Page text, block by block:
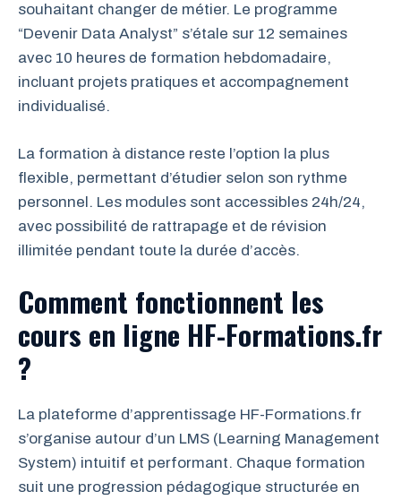
souhaitant changer de métier. Le programme
“Devenir Data Analyst” s’étale sur 12 semaines
avec 10 heures de formation hebdomadaire,
incluant projets pratiques et accompagnement
individualisé.
La formation à distance reste l’option la plus
flexible, permettant d’étudier selon son rythme
personnel. Les modules sont accessibles 24h/24,
avec possibilité de rattrapage et de révision
illimitée pendant toute la durée d’accès.
Comment fonctionnent les
cours en ligne HF-Formations.fr
?
La plateforme d’apprentissage HF-Formations.fr
s’organise autour d’un LMS (Learning Management
System) intuitif et performant. Chaque formation
suit une progression pédagogique structurée en